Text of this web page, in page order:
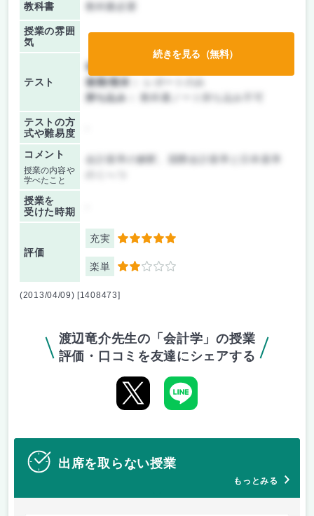
教科書 教科書必要
授業の雰囲
気
テスト
前期/中間：
後期/期末：
持ち込み：
教科書ノート持ち込み不可
テストの方
式や難易度
コメント
授業の内容や
学べたこと
会計基準の解釈、国際会計基準と日本基準
授業を
受けた時期
評価
充実 5
楽単 2
続きを見る（無料）
(2013/04/09) [1408473]
渡辺竜介先生の「会計学」の授業
評価・口コミを友達にシェアする
出席を取らない授業
もっとみる